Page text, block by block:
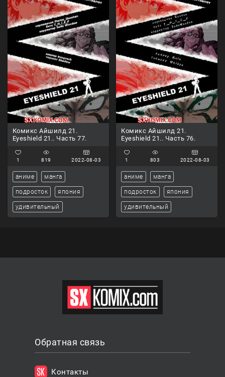
Комикс Айшилд 21.
Eyeshield 21.. Часть 77.
1 819 2022-08-03
аниме манга
подросток япония
удивительный
Комикс Айшилд 21.
Eyeshield 21.. Часть 76.
1 803 2022-08-03
аниме манга
подросток япония
удивительный
Обратная связь
Контакты